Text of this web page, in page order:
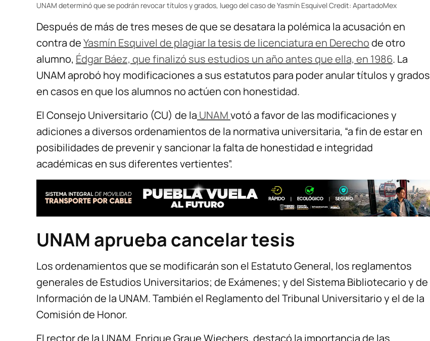
UNAM determinó que se podrán revocar títulos y grados, luego del caso de Yasmín EsquivelCredit: ApartadoMex
Después de más de tres meses de que se desatara la polémica la acusación en
contra deYasmín Esquivel de plagiar la tesis de licenciatura en Derechode otro
alumno, Édgar Báez, que finalizó sus estudios un año antes que ella, en 1986. La
UNAM aprobó hoy modificaciones a sus estatutos para poder anular títulos y grados
en casos en que los alumnos no actúen con honestidad.
El Consejo Universitario (CU) de la UNAMvotó a favor de las modificaciones y
adiciones a diversos ordenamientos de la normativa universitaria, “a fin de estar en
posibilidades de prevenir y sancionar la falta de honestidad e integridad
académicas en sus diferentes vertientes”.
UNAM aprueba cancelar tesis
Los ordenamientos que se modificarán son el Estatuto General, los reglamentos
generales de Estudios Universitarios; de Exámenes; y del Sistema Bibliotecario y de
Información de la UNAM. También el Reglamento del Tribunal Universitario y el de la
Comisión de Honor.